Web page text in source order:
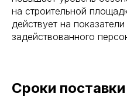
на строительной
действует на
задействованного
Сроки поставки